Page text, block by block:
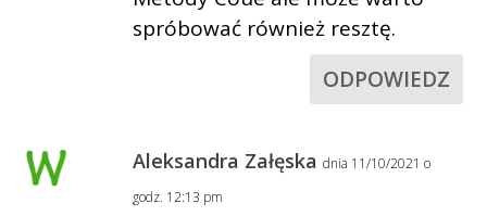
spróbować również resztę.
ODPOWIEDZ
Aleksandra Załęska dnia 11/10/2021 o
godz. 12:13 pm